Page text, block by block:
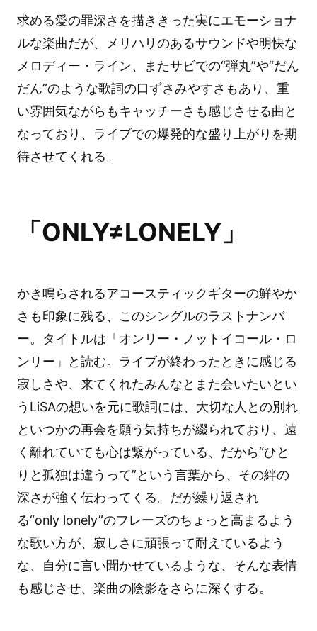
求める愛の罪深さを描ききった実にエモーショナ
ルな楽曲だが、メリハリのあるサウンドや明快な
メロディー・ライン、またサビでの“弾丸”や“だん
だん”のような歌詞の口ずさみやすさもあり、重
い雰囲気ながらもキャッチーさも感じさせる曲と
なっており、ライブでの爆発的な盛り上がりを期
待させてくれる。
「ONLY≠LONELY」
かき鳴らされるアコースティックギターの鮮やか
さも印象に残る、このシングルのラストナンバ
ー。タイトルは「オンリー・ノットイコール・ロ
ンリー」と読む。ライブが終わったときに感じる
寂しさや、来てくれたみんなとまた会いたいとい
うLiSAの想いを元に歌詞には、大切な人との別れ
といつかの再会を願う気持ちが綴られており、遠
く離れていても心は繋がっている、だから“ひと
りと孤独は違うって”という言葉から、その絆の
深さが強く伝わってくる。だが繰り返され
る“only lonely”のフレーズのちょっと高まるよう
な歌い方が、寂しさに頑張って耐えているよう
な、自分に言い聞かせているような、そんな表情
も感じさせ、楽曲の陰影をさらに深くする。